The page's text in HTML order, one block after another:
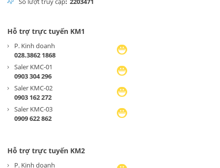
Hỗ trợ trực tuyến KM1
P. Kinh doanh
028.3862 1868
Saler KMC-01
0903 304 296
Saler KMC-02
0903 162 272
Saler KMC-03
0909 622 862
Hỗ trợ trực tuyến KM2
P. Kinh doanh